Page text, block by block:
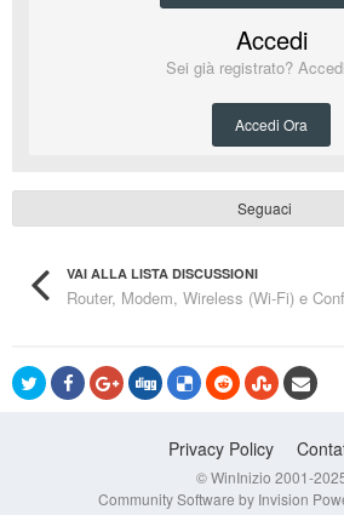
Accedi
Sei già registrato?
Accedi Ora
Seguaci
VAI ALLA LISTA DISCUSSIONI
Router, Modem, Wireless (Wi-Fi) e
Privacy Policy
© WinInizio 2001-
Community Software by Invision